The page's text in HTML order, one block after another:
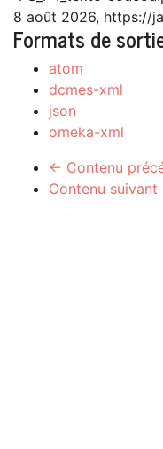
8 août 2026, https://
Formats de
atom
dcmes-xml
json
omeka-xml
← Contenu
Contenu